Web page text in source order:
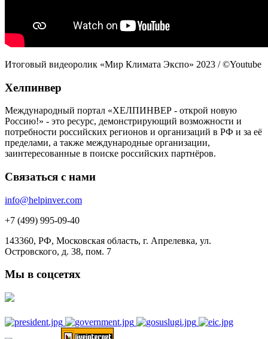
Итоговый видеоролик «Мир Климата Экспо» 2023 / ©Youtube
Хелпинвер
Международный портал «ХЕЛПИНВЕР - открой новую
Россию!» - это ресурс, демонстрирующий возможности и
потребности российских регионов и организаций в РФ и за её
пределами, а также международные организации,
заинтересованные в поиске российских партнёров.
Связаться с нами
info@helpinver.com
+7 (499) 995-09-40
143360, РФ, Московская область, г. Апрелевка, ул.
Островского, д. 38, пом. 7
Мы в соцсетях